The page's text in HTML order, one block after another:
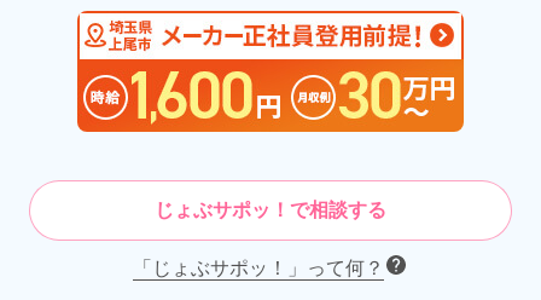
じょぶサポッ！で相談する
「じょぶサポッ！」って何？